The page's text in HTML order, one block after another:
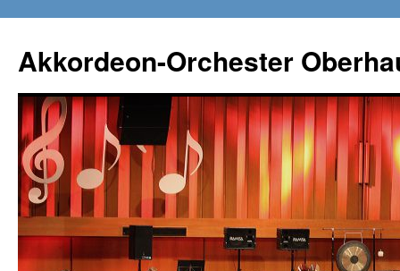
springen
Akkordeon-Orchester